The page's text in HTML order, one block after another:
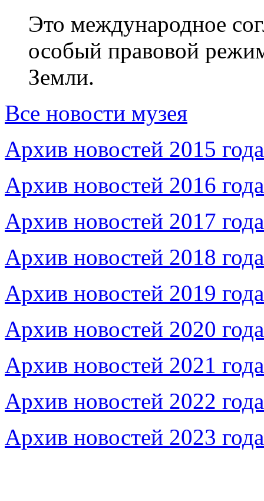
Это международное
особый правовой
Земли.
Все новости музея
Архив новостей 2015 года
Архив новостей 2016 года
Архив новостей 2017 года
Архив новостей 2018 года
Архив новостей 2019 года
Архив новостей 2020 года
Архив новостей 2021 года
Архив новостей 2022 года
Архив новостей 2023 года